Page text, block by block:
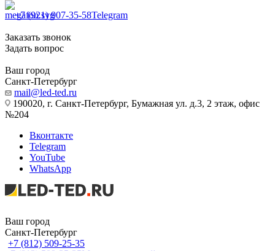
+7 (921) 907-35-58Telegram
Заказать звонок
Задать вопрос
Ваш город
Санкт-Петербург
mail@led-ted.ru
190020, г. Санкт-Петербург, Бумажная ул. д.3, 2 этаж, офис
№204
Вконтакте
Telegram
YouTube
WhatsApp
Ваш город
Санкт-Петербург
+7 (812) 509-25-35